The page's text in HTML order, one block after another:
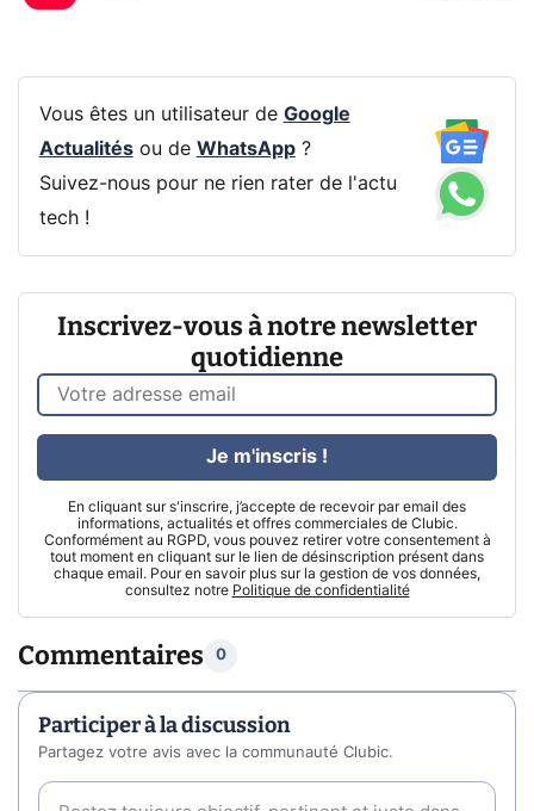
Vous êtes un utilisateur de Google
Actualitésou de WhatsApp?
Suivez-nous pour ne rien rater de l'actu
tech !
Inscrivez-vous à notre newsletter
quotidienne
En cliquant sur s'inscrire, j’accepte de recevoir par email des
informations, actualités et offres commerciales de Clubic.
Conformément au RGPD, vous pouvez retirer votre consentement à
tout moment en cliquant sur le lien de désinscription présent dans
chaque email. Pour en savoir plus sur la gestion de vos données,
consultez notre Politique de confidentialité
Je m'inscris !
Commentaires 0
Participer à la discussion
Partagez votre avis avec la communauté Clubic.